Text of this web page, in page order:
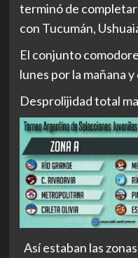
terminó de completar
con Tucumán,
El conjunto
lunes por la mañana
Desprolijidad total
Así estaban las